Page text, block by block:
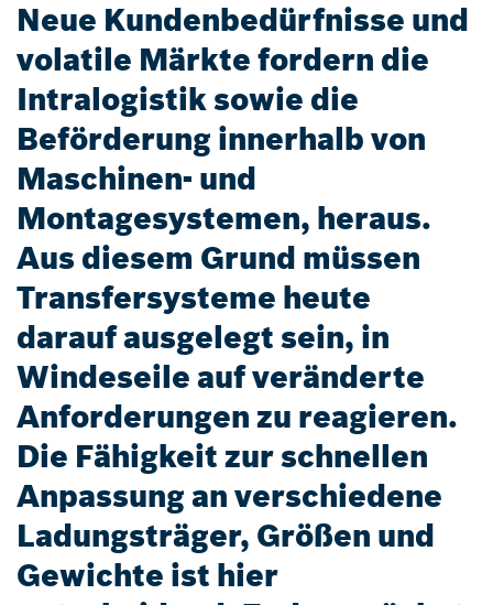
Neue Kundenbedürfnisse und
volatile Märkte fordern die
Intralogistik sowie die
Beförderung innerhalb von
Maschinen- und
Montagesystemen, heraus.
Aus diesem Grund müssen
Transfersysteme heute
darauf ausgelegt sein, in
Windeseile auf veränderte
Anforderungen zu reagieren.
Die Fähigkeit zur schnellen
Anpassung an verschiedene
Ladungsträger, Größen und
Gewichte ist hier